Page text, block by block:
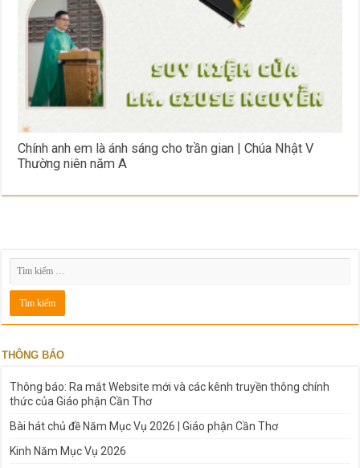
Chính anh em là ánh sáng cho trần gian | Chúa Nhật V
Thường niên năm A
THÔNG BÁO
Thông báo: Ra mắt Website mới và các kênh truyền thông chính
thức của Giáo phận Cần Thơ
Bài hát chủ đề Năm Mục Vụ 2026 | Giáo phận Cần Thơ
Kinh Năm Mục Vụ 2026